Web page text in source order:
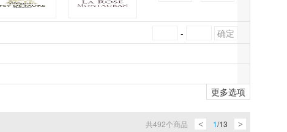
Château Pey de Faure Château La Rose Montauran
DOURO'S FLAVOURS REAL GIN
-
更多选项
共492个商品 < 1/13 >